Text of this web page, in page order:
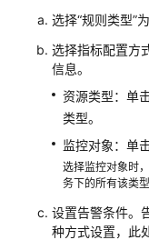
参
考
SDK
问
选择“规则类型”
选择指标配置方
信息。
资源类型：单
类型。
监控对象：单
选择监控对象时
务下的所有该类
设置告警条件。
种方式设置，此